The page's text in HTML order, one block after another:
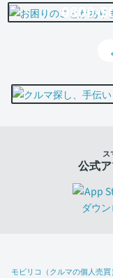
モビリコ（クルマの個人売買）
0800-
ス
公式